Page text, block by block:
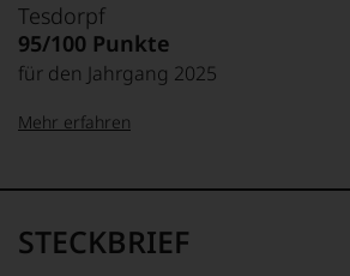
Tesdorpf
95/100 Punkte
für den Jahrgang 2025
95–98 Punkte:
Name
Tesdorpf
Mehr erfahren
STECKBRIEF